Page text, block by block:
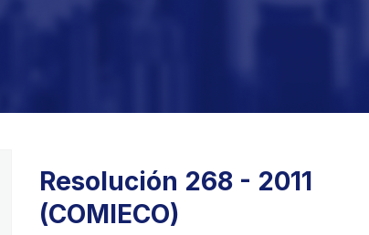
Resolución 268 - 2011
(COMIECO)